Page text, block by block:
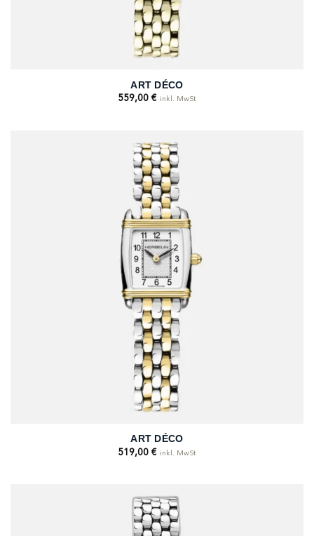
ART DÉCO
559,00 € inkl. MwSt
ART DÉCO
519,00 € inkl. MwSt